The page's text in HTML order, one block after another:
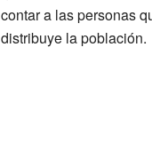
contar a las personas
distribuye la población.